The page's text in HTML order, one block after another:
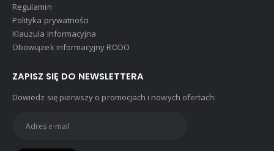
Regulamin
Polityka prywatności
Klauzula informacyjna
Obowiązek informacyjny RODO
ZAPISZ SIĘ DO NEWSLETTERA
Dowiedz się pierwszy o promocjach i nowych ofertach: